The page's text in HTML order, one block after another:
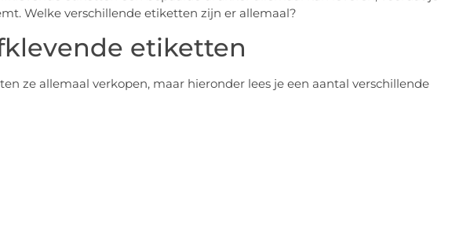
Welke verschillende etiketten zijn er allemaal?
etiketten
ze allemaal verkopen, maar hieronder lees je een aantal verschillende